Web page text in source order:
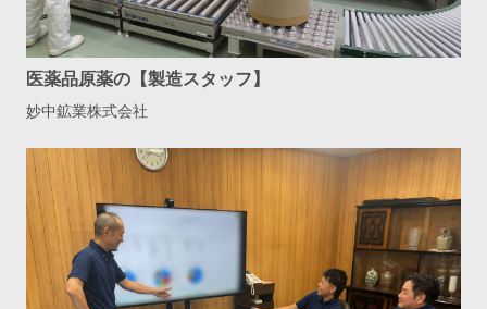
医薬品原薬の【製造スタッフ】
妙中鉱業株式会社